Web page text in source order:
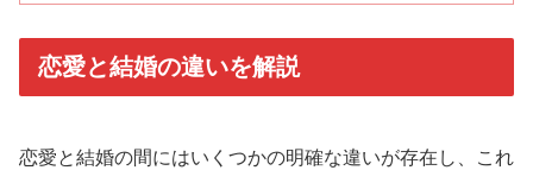
恋愛と結婚の違いを解説
恋愛と結婚の間にはいくつかの明確な違いが存在し、これ